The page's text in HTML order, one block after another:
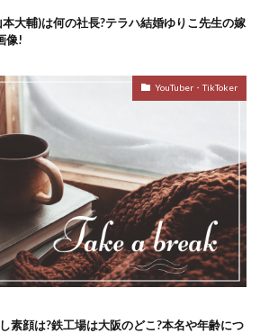
大輔)は何の社長?テラハ結婚ゆりこ先生の嫁
像!
YouTuber・TikToker
素顔は?鉄工場は大阪のどこ?本名や年齢につ